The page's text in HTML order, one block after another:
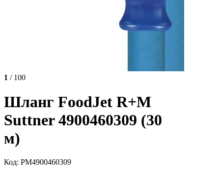
1 / 100
Шланг FoodJet R+M
Suttner 4900460309 (30
м)
Код: РМ4900460309